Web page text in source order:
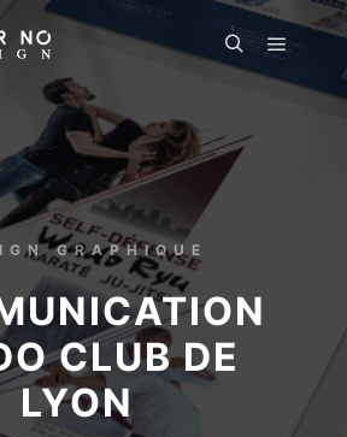
GRAPHIQUE
CLUB DE
LYON